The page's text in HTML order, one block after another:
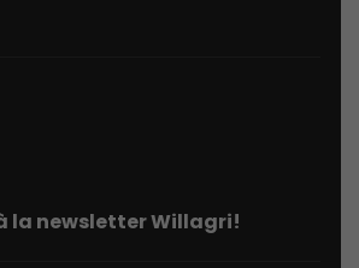
la newsletter Willagri!